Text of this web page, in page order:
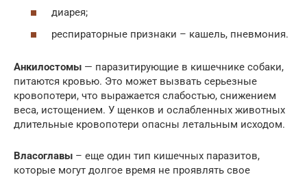
диарея;
респираторные признаки – кашель, пневмония.
Анкилостомы — паразитирующие в кишечнике собаки,
питаются кровью. Это может вызвать серьезные
кровопотери, что выражается слабостью, снижением
веса, истощением. У щенков и ослабленных животных
длительные кровопотери опасны летальным исходом.
Власоглавы – еще один тип кишечных паразитов,
которые могут долгое время не проявлять свое